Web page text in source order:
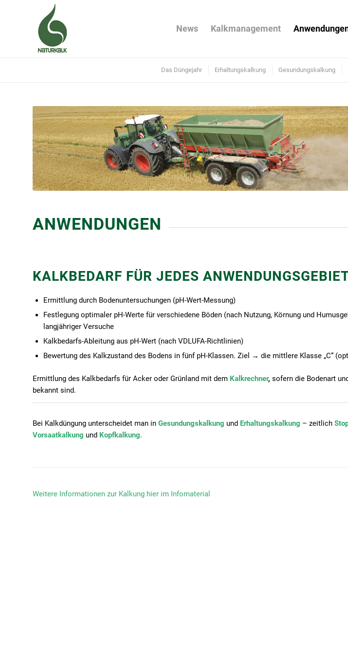
News Kalkmanagement
Das Düngejahr Erhaltungskalkung Gesundungskalkung
ANWENDUNGEN
KALKBEDARF FÜR JEDES
Ermittlung durch Bodenuntersuchungen (pH-Wert-Messung)
Festlegung optimaler pH-Werte für verschiedene Böden (nach Nutzung, Körnung und
langjähriger Versuche
Kalkbedarfs-Ableitung aus pH-Wert (nach VDLUFA-Richtlinien)
Bewertung des Kalkzustand des Bodens in fünf pH-Klassen. Ziel → die mittlere Klasse „C“
Ermittlung des Kalkbedarfs für Acker oder Grünland mit dem Kalkrechner, sofern die Bodenart
bekannt sind.
Bei Kalkdüngung unterscheidet man in Gesundungskalkung und Erhaltungskalkung – zeitlich
Vorsaatkalkung und Kopfkalkung.
Weitere Informationen zur Kalkung hier im Infomaterial